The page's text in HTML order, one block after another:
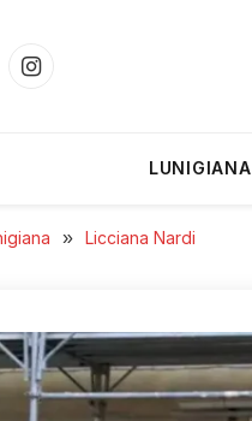
Instagram
LUNIGIANA
» Licciana Nardi